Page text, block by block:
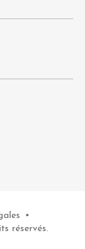
•
réservés.